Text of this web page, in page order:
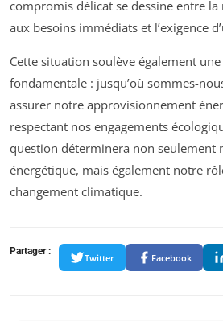
compromis délicat se dessine entre la
aux besoins immédiats et l’exigence
Cette situation soulève également
fondamentale : jusqu’où sommes-
assurer notre approvisionnement
respectant nos engagements
question déterminera non seulement
énergétique, mais également notre
changement climatique.
Partager :
Twitter Facebook